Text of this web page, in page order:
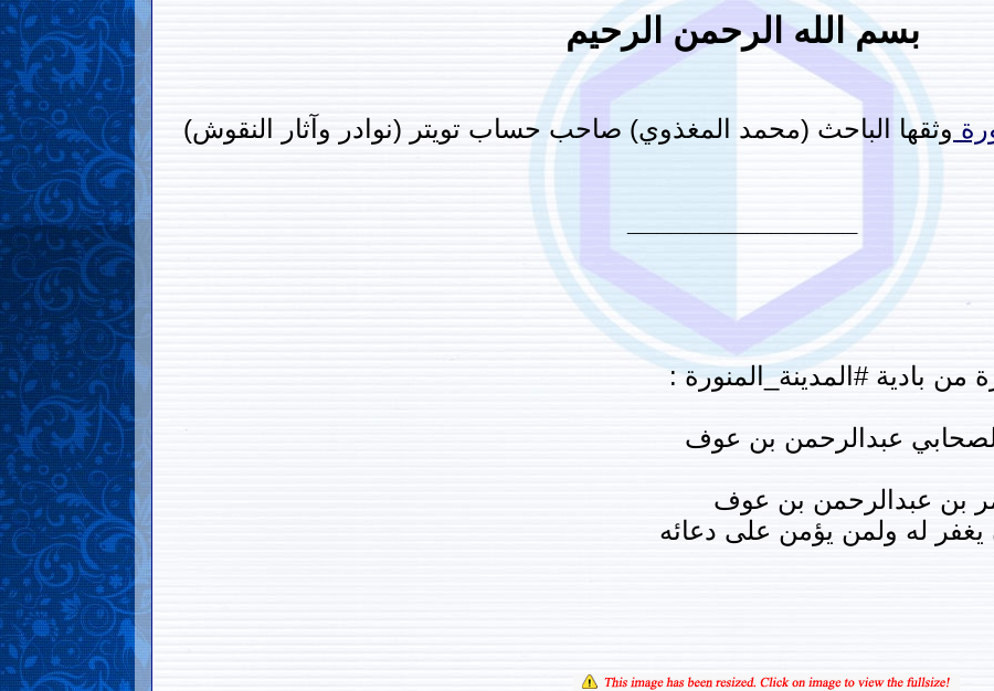
بسم الله الرحمن الرحيم
وثقها الباحث (محمد المغذوي) صاحب حساب تويتر (نوادر وآثار النقوش)
بادية #المدينة_المنورة :
عبدالرحمن بن عوف
بن عبدالرحمن بن عوف
يغفر له ولمن يؤمن على دعائه